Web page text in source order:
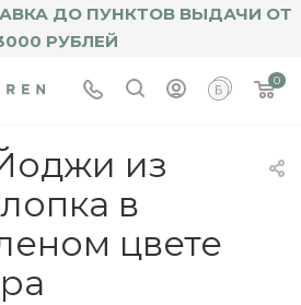
ДО ПУНКТОВ ВЫДАЧИ ОТ
РУБЛЕЙ
0
из
в
цвете